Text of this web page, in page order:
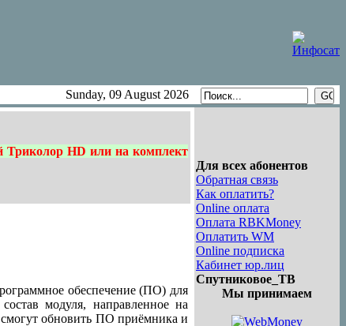
Sunday, 09 August 2026
HD или на комплект
обеспечение (ПО) для
модуля, направленное на
обновить ПО приёмника и
Для всех абонентов
Обратная связь
Как оплатить?
Online оплата
Оплата RBKMoney
Оплатить WM
Online подписка
Кабинет юр.лиц
Спутниковое_ТВ
Мы принимаем